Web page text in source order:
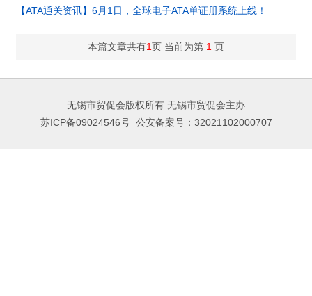
【ATA通关资讯】6月1日，全球电子ATA单证册系统上线！
本篇文章共有1页 当前为第 1页
无锡市贸促会版权所有 无锡市贸促会主办
苏ICP备09024546号 公安备案号：32021102000707